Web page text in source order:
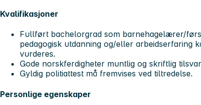
Kvalifikasjoner
Fullført bachelorgrad som barnehagelærer/
pedagogisk utdanning og/eller arbeidserfaring
vurderes.
Gode norskferdigheter muntlig og skriftlig
Gyldig politiattest må fremvises ved tiltredelse.
Personlige egenskaper